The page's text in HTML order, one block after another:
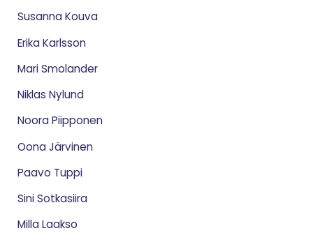
Susanna Kouva
Erika Karlsson
Mari Smolander
Niklas Nylund
Noora Piipponen
Oona Järvinen
Paavo Tuppi
Sini Sotkasiira
Milla Laakso